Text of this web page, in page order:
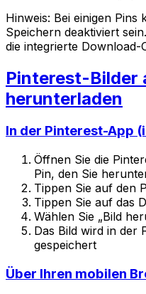
Hinweis: Bei einigen Pins
Speichern deaktiviert
die integrierte Download-
Pinterest-Bilder
herunterladen
In der Pinterest-App
Öffnen Sie die
Pin, den Sie
Tippen Sie auf den
Tippen Sie auf das
Wählen Sie „Bild
Das Bild wird in der
gespeichert
Über Ihren mobilen